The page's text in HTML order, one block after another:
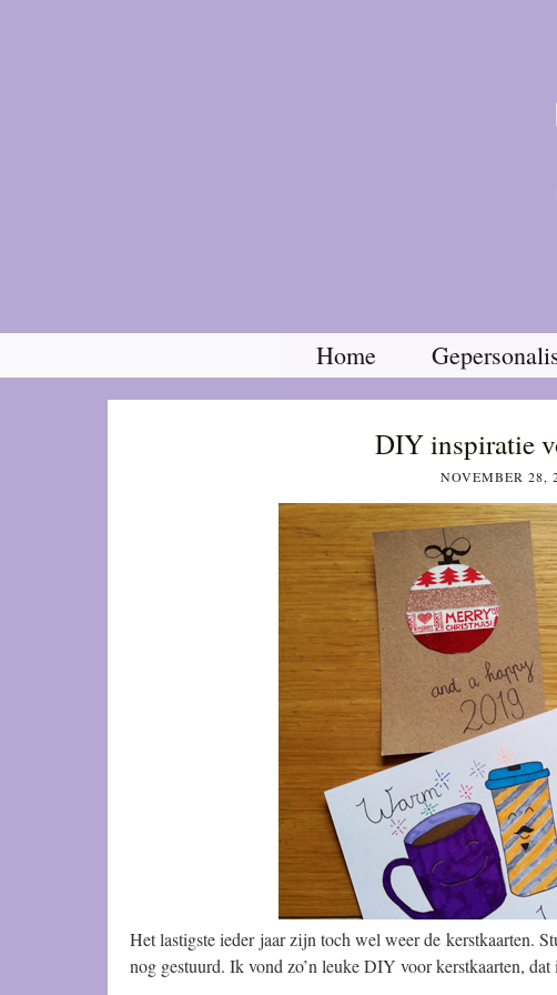
Home
DIY inspiratie
NOVEMBER 28,
Het lastigste ieder jaar zijn toch wel weer de kerstkaarten.
nog gestuurd. Ik vond zo’n leuke DIY voor kerstkaarten,